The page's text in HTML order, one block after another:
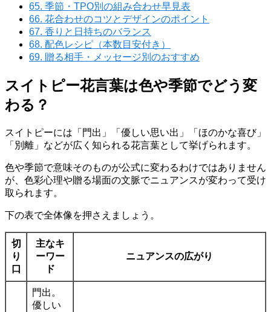
65. 季節・TPO別の組み合わせ早見表
66. 花合わせのコツとデザインのポイント
67. 香りと日持ちのバランス
68. 配色レシピ（本数目安付き）
69. 贈る相手・メッセージ別のおすすめ
スイトピー花言葉は色や季節でどう変
わる？
スイトピーには「門出」「優しい思い出」「ほのかな喜び」
「別離」などが広く知られる花言葉として挙げられます。
色や季節で意味そのものが公式に変わるわけではありません
が、色彩心理や贈る場面の文脈でニュアンスが変わって受け
取られます。
下の表で全体像を押さえましょう。
切
り
口
主なキ
ーワー
ド
ニュアンスの広がり
門出。
優しい